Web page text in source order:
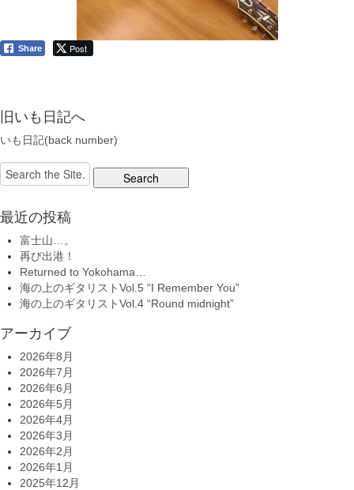
Share Post
旧いも日記へ
いも日記(back number)
Search
for:
最近の投稿
富士山…。
再び出港！
Returned to Yokohama…
海の上のギタリストVol.5 “I Remember You”
海の上のギタリストVol.4 “Round midnight”
アーカイブ
2026年8月
2026年7月
2026年6月
2026年5月
2026年4月
2026年3月
2026年2月
2026年1月
2025年12月